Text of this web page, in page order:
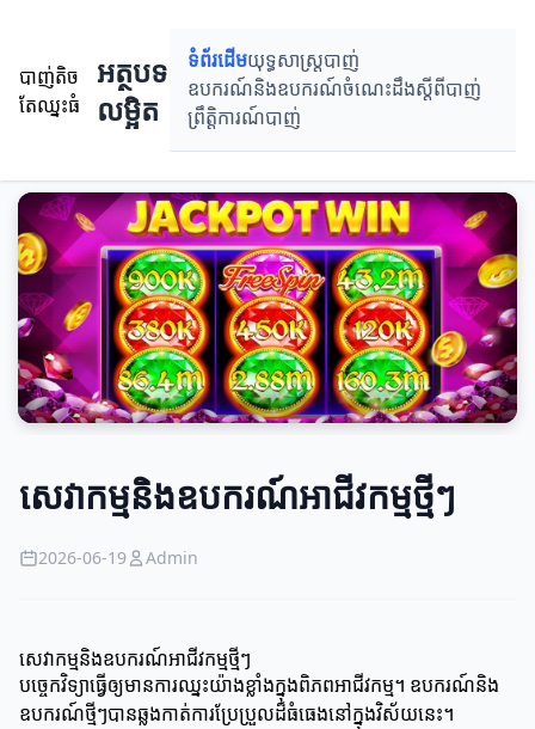
បាញ់តិច
តែឈ្នះធំ
អត្ថបទ
លម្អិត
ទំព័រដើមយុទ្ធសាស្ត្របាញ់
ឧបករណ៍និងឧបករណ៍ចំណេះដឹងស្តីពីបាញ់
ព្រឹតិ្តការណ៍បាញ់
សេវាកម្មនិងឧបករណ៍អាជីវកម្មថ្មីៗ
2026-06-19 Admin
សេវាកម្មនិងឧបករណ៍អាជីវកម្មថ្មីៗ
បច្ចេកវិទ្យាធ្វើឲ្យមានការឈ្នះយ៉ាងខ្លាំងក្នុងពិភពអាជីវកម្ម។ ឧបករណ៍និង
ឧបករណ៍ថ្មីៗបានឆ្លងកាត់ការប្រែប្រួលដ៏ធំធេងនៅក្នុងវិស័យនេះ។